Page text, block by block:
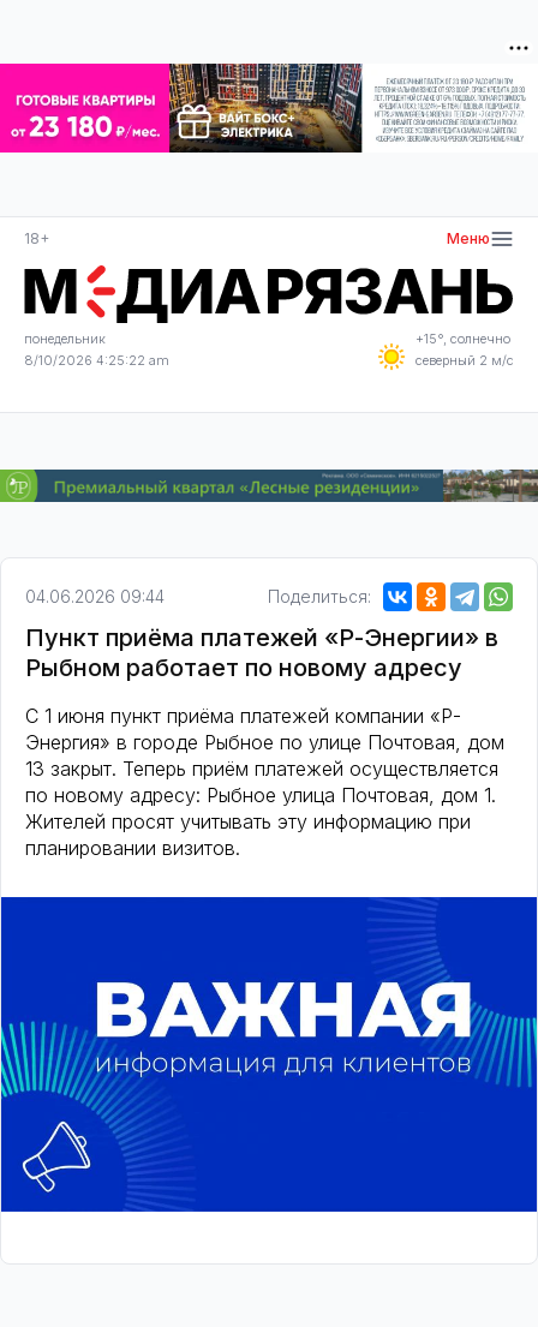
18+ Меню
понедельник
8/10/2026 4:25:22 am
+15°, солнечно
северный 2 м/с
04.06.2026 09:44 Поделиться:
Пункт приëма платежей «Р-Энергии» в
Рыбном работает по новому адресу
С 1 июня пункт приёма платежей компании «Р-
Энергия» в городе Рыбное по улице Почтовая, дом
13 закрыт. Теперь приём платежей осуществляется
по новому адресу: Рыбное улица Почтовая, дом 1.
Жителей просят учитывать эту информацию при
планировании визитов.